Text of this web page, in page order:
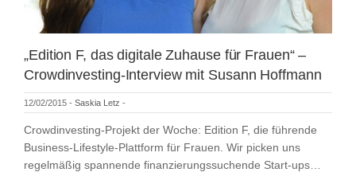
„Edition F, das digitale Zuhause für Frauen“ –
Crowdinvesting-Interview mit Susann Hoffmann
12/02/2015 - Saskia Letz -
Crowdinvesting-Projekt der Woche: Edition F, die führende
Business-Lifestyle-Plattform für Frauen. Wir picken uns
regelmäßig spannende finanzierungssuchende Start-ups…